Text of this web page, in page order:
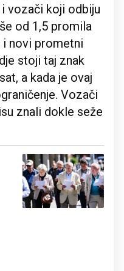
vozači koji odbiju
od 1,5 promila
i novi prometni
stoji taj znak
a kada je ovaj
Vozači
znali dokle seže